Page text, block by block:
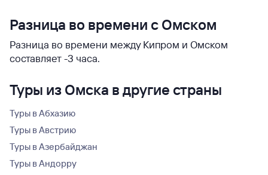
Разница во времени с Омском
Разница во времени между Кипром и Омском
составляет -3 часа.
Туры из Омска в другие страны
Туры в Абхазию
Туры в Австрию
Туры в Азербайджан
Туры в Андорру